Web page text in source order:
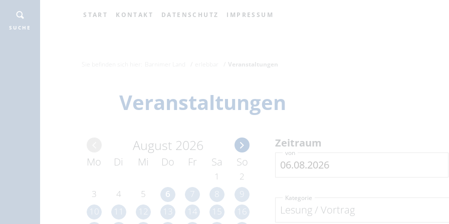
START KONTAKT DATENSCHUTZ IMPRESSUM
SUCHE
Veranstaltungen
Veranstaltungen
August 2026
Mo Di Mi Do Fr Sa So
1
2
3
4 5 6 7 8
9
10
11 12 13 14 15
16
Zeitraum
von
Lesung / Vortrag
Kategorie